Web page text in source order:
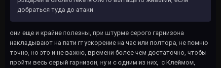
добраться туда до атаки
они еще и крайне полезны, при штурме серого гарнизона
накладывают на пати гг ускорение на час или полтора, не помню
точно, но это и не важно, времени более чем достаточно, чтобы
пройти весь серый гарнизон, ну и с одним из них, с Клеймом,